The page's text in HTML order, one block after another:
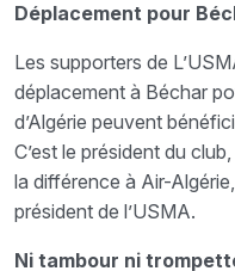
Déplacement pour
Les supporters de
déplacement à Béchar
d’Algérie peuvent
C’est le président du
la différence à Air-
président de l’USMA.
Ni tambour ni